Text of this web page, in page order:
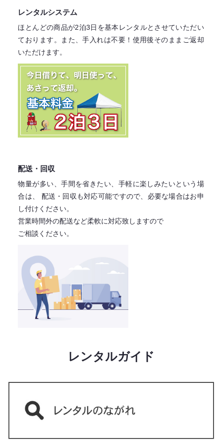
レンタルシステム
ほとんどの商品が2泊3日を基本レンタルとさせていただい
ております。
また、手入れは不要！ 使用後そのままご返却
いただけます。
配送・回収
物量が多い、手間を省きたい、手軽に楽しみたいという場
合は、
配送・回収も対応可能ですので、必要な場合はお申
し付けください。
営業時間外の配送など柔軟に対応致しますので
ご相談ください。
レンタルガイド